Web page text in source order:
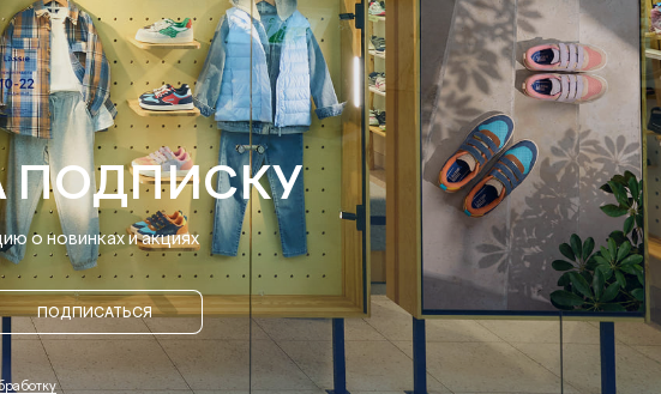
ПОДПИСКУ
о новинках и акциях
ПОДПИСАТЬСЯ